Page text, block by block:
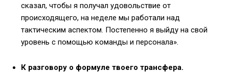
сказал, чтобы я получал удовольствие от
происходящего, на неделе мы работали над
тактическим аспектом. Постепенно я выйду на свой
уровень с помощью команды и персонала».
К разговору о формуле твоего трансфера.